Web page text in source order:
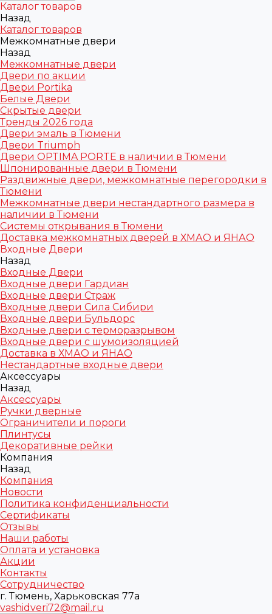
Каталог товаров
Назад
Каталог товаров
Межкомнатные двери
Назад
Межкомнатные двери
Двери по акции
Двери Portika
Белые Двери
Скрытые двери
Тренды 2026 года
Двери эмаль в Тюмени
Двери Triumph
Двери OPTIMA PORTE в наличии в Тюмени
Шпонированные двери в Тюмени
Раздвижные двери, межкомнатные перегородки в
Тюмени
Межкомнатные двери нестандартного размера в
наличии в Тюмени
Системы открывания в Тюмени
Доставка межкомнатных дверей в ХМАО и ЯНАО
Входные Двери
Назад
Входные Двери
Входные двери Гардиан
Входные двери Страж
Входные двери Сила Сибири
Входные двери Бульдорс
Входные двери с терморазрывом
Входные двери с шумоизоляцией
Доставка в ХМАО и ЯНАО
Нестандартные входные двери
Аксессуары
Назад
Аксессуары
Ручки дверные
Ограничители и пороги
Плинтусы
Декоративные рейки
Компания
Назад
Компания
Новости
Политика конфиденциальности
Сертификаты
Отзывы
Наши работы
Оплата и установка
Акции
Контакты
Сотрудничество
г. Тюмень, Харьковская 77а
vashidveri72@mail.ru